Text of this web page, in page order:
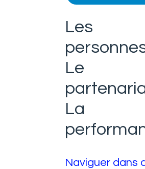
Les
Le
La
Naviguer dans